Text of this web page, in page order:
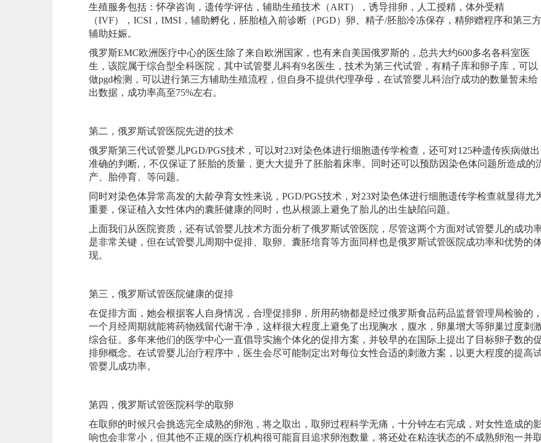
生殖服务包括：怀孕咨询，遗传学评估，辅助生殖技术（ART），诱导排卵，人工授精，体外受精
（IVF），ICSI，IMSI，辅助孵化，胚胎植入前诊断（PGD）卵、精子/胚胎冷冻保存，精卵赠程序和第三方
辅助妊娠。
俄罗斯EMC欧洲医疗中心的医生除了来自欧洲国家，也有来自美国俄罗斯的，总共大约600多名各科室医
生，该院属于综合型全科医院，其中试管婴儿科有9名医生，技术为第三代试管，有精子库和卵子库，可以
做pgd检测，可以进行第三方辅助生殖流程，但自身不提供代理孕母，在试管婴儿科治疗成功的数量暂未给
出数据，成功率高至75%左右。
第二，俄罗斯试管医院先进的技术
俄罗斯第三代试管婴儿PGD/PGS技术，可以对23对染色体进行细胞遗传学检查，还可对125种遗传疾病做出
准确的判断,，不仅保证了胚胎的质量，更大大提升了胚胎着床率。同时还可以预防因染色体问题所造成的
产、胎停育、等问题。
同时对染色体异常高发的大龄孕育女性来说，PGD/PGS技术，对23对染色体进行细胞遗传学检查就显得尤
重要，保证植入女性体内的囊胚健康的同时，也从根源上避免了胎儿的出生缺陷问题。
上面我们从医院资质，还有试管婴儿技术方面分析了俄罗斯试管医院，尽管这两个方面对试管婴儿的成功
是非常关键，但在试管婴儿周期中促排、取卵、囊胚培育等方面同样也是俄罗斯试管医院成功率和优势的
现。
第三，俄罗斯试管医院健康的促排
在促排方面，她会根据客人自身情况，合理促排卵，所用药物都是经过俄罗斯食品药品监督管理局检验的，
一个月经周期就能将药物残留代谢干净，这样很大程度上避免了出现胸水，腹水，卵巢增大等卵巢过度刺
综合征。多年来他们的医学中心一直倡导实施个体化的促排方案，并较早的在国际上提出了目标卵子数的促
排卵概念。在试管婴儿治疗程序中，医生会尽可能制定出对每位女性合适的刺激方案，以更大程度的提高
管婴儿成功率。
第四，俄罗斯试管医院科学的取卵
在取卵的时候只会挑选完全成熟的卵泡，将之取出，取卵过程科学无痛，十分钟左右完成，对女性造成的
响也会非常小，但其他不正规的医疗机构很可能盲目追求卵泡数量，将还处在粘连状态的不成熟卵泡一并取